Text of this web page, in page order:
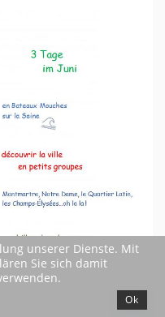
unserer Dienste. Mit
Sie sich damit
Ok